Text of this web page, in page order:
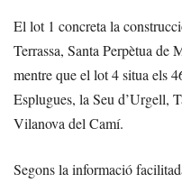
El lot 1 concreta la
Terrassa, Santa Perpètua de
mentre que el lot 4 situa els
Esplugues, la Seu d’Urgell,
Vilanova del Camí.
Segons la informació